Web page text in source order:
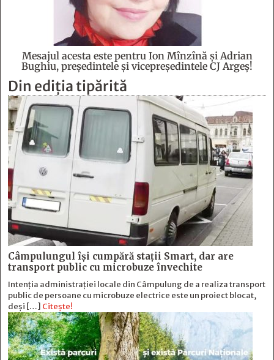
Mesajul acesta este pentru Ion Mînzînă şi Adrian
Bughiu, preşedintele şi vicepreşedintele CJ Argeş!
Din ediția tipărită
Câmpulungul îşi cumpără staţii Smart, dar are
transport public cu microbuze învechite
Intenția administrației locale din Câmpulung de a realiza transport
public de persoane cu microbuze electrice este un proiect blocat,
deși […] Citește!